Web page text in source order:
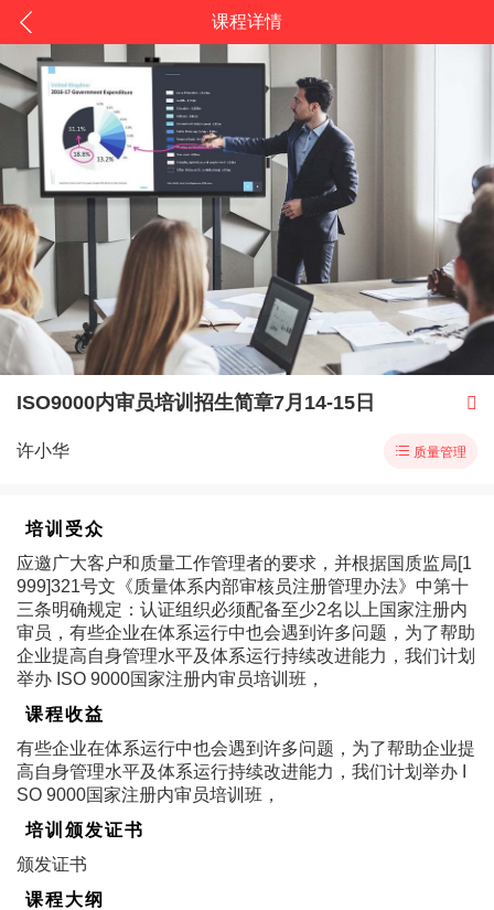
课程详情
ISO9000内审员培训招生简章7月14-15日 
许小华  质量管理
培训受众
应邀广大客户和质量工作管理者的要求，并根据国质监局[1
999]321号文《质量体系内部审核员注册管理办法》中第十
三条明确规定：认证组织必须配备至少2名以上国家注册内
审员，有些企业在体系运行中也会遇到许多问题，为了帮助
企业提高自身管理水平及体系运行持续改进能力，我们计划
举办 ISO 9000国家注册内审员培训班，
课程收益
有些企业在体系运行中也会遇到许多问题，为了帮助企业提
高自身管理水平及体系运行持续改进能力，我们计划举办 I
SO 9000国家注册内审员培训班，
培训颁发证书
颁发证书
课程大纲